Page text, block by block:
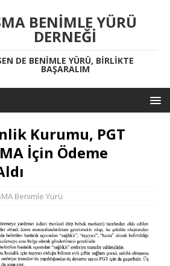
BENIMLE YÜRÜ
DERNEĞI
DE BENIMLE YÜRÜ, BIRLIKTE
BAŞARALIM
Kurumu, PGT
İçin Ödeme
Benimle Yürü